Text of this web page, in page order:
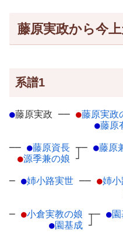
藤原実政から今
系譜1
●藤原実政 ── ●藤原実政
●藤原
── ●藤原資長 ┬
●源季兼の娘 ┘
─ ●藤原
─ ●姉小路実世 ── ●姉
─ ●小倉実教の娘 ┬
●園基成 ┘
─ ●